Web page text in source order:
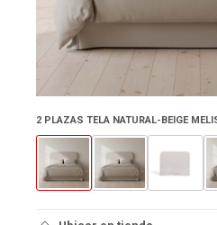
2 PLAZAS TELA NATURAL-BEIGE